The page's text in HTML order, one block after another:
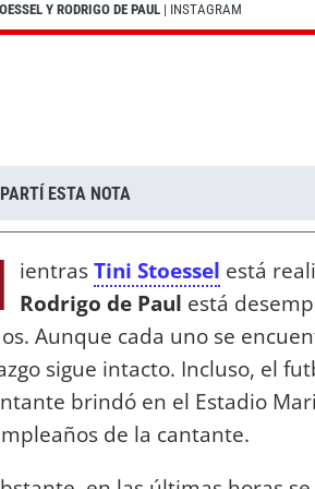
Y RODRIGO DE PAUL | INSTAGRAM
ESTA NOTA
ientrasTini Stoessel está
Rodrigo de Paul está
Aunque cada uno se
sigue intacto. Incluso, el
brindó en el Estadio
de la cantante.